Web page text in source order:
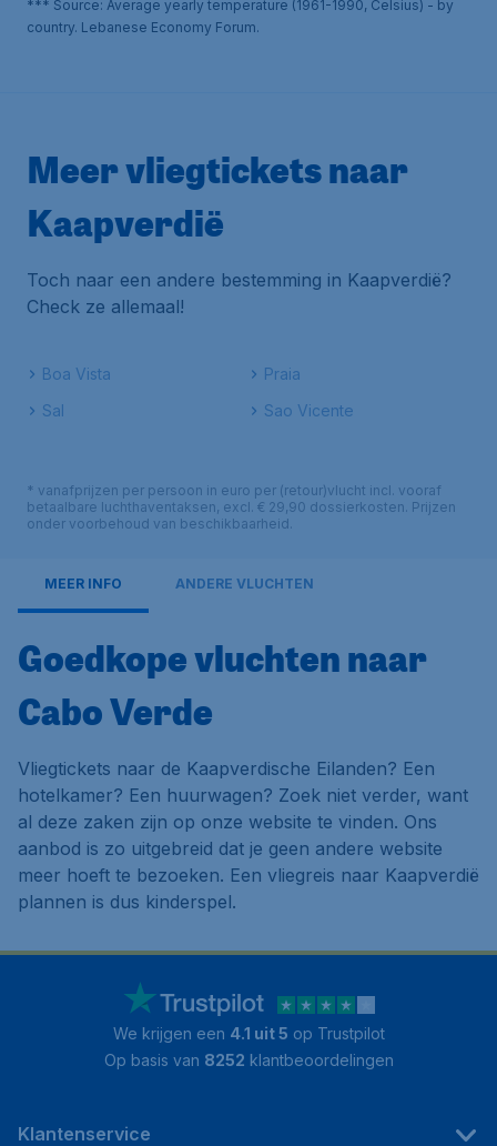
*** Source: Average yearly temperature (1961-1990, Celsius) - by
country. Lebanese Economy Forum.
Meer vliegtickets naar
Kaapverdië
Toch naar een andere bestemming in Kaapverdië?
Check ze allemaal!
Boa Vista
Praia
Sal
Sao Vicente
* vanafprijzen per persoon in euro per (retour)vlucht incl. vooraf
betaalbare luchthaventaksen, excl. € 29,90 dossierkosten. Prijzen
onder voorbehoud van beschikbaarheid.
MEER INFO ANDERE VLUCHTEN
Goedkope vluchten naar
Cabo Verde
Vliegtickets naar de Kaapverdische Eilanden? Een
hotelkamer? Een huurwagen? Zoek niet verder, want
al deze zaken zijn op onze website te vinden. Ons
aanbod is zo uitgebreid dat je geen andere website
meer hoeft te bezoeken. Een vliegreis naar Kaapverdië
plannen is dus kinderspel.
We krijgen een 4.1 uit 5 op Trustpilot
Op basis van 8252 klantbeoordelingen
Klantenservice